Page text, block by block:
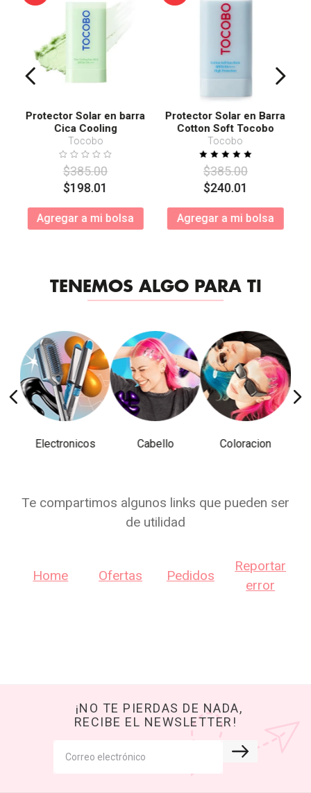
Protector Solar en barra
Cica Cooling
Tocobo
$385.00
$198.01
Agregar a mi bolsa
Protector Solar en Barra
Cotton Soft Tocobo
SPF50+ PA++++
Tocobo
$385.00
$240.01
Agregar a mi bolsa
TENEMOS ALGO PARA TI
Electronicos Cabello Coloracion
Te compartimos algunos links que pueden ser
de utilidad
Home Ofertas Pedidos
Reportar
error
¡NO TE PIERDAS DE NADA,
RECIBE EL NEWSLETTER!